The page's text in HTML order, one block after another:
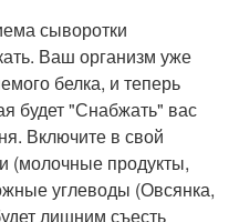
сыворотки
Ваш организм уже
белка, и теперь
будет "Снабжать" вас
Включите в свой
(молочные продукты,
углеводы (Овсянка,
лишним съесть